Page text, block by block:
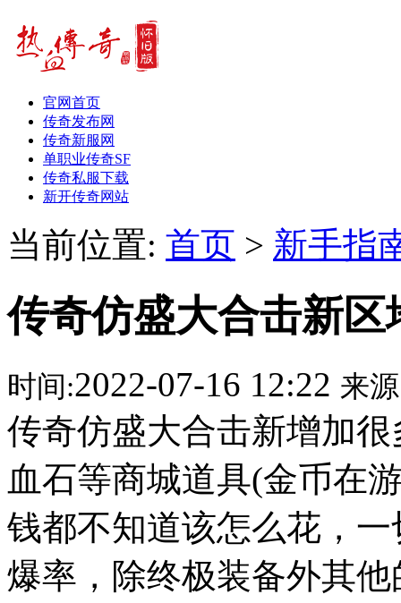
官网首页
传奇发布网
传奇新服网
单职业传奇SF
传奇私服下载
新开传奇网站
当前位置: 首页 > 新手指
传奇仿盛大合击新区
时间:2022-07-16 12:22 来
传奇仿盛大合击新增加
血石等商城道具(金币在
钱都不知道该怎么花，
爆率，除终极装备外其